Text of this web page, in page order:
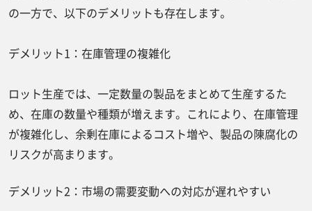
の一方で、以下のデメリットも存在します。
デメリット1：在庫管理の複雑化
ロット生産では、一定数量の製品をまとめて生産するた
め、在庫の数量や種類が増えます。これにより、在庫管理
が複雑化し、余剰在庫によるコスト増や、製品の陳腐化の
リスクが高まります。
デメリット2：市場の需要変動への対応が遅れやすい